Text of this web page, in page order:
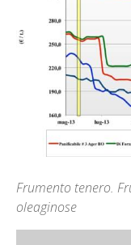
Frumento tenero.
oleaginose